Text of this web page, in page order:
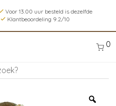
Voor 13.00 uur besteld is dezelfde
Klantbeoordeling 9.2/10
0